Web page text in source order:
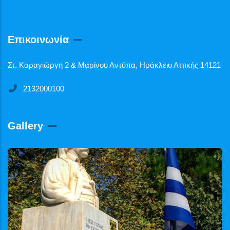
Επικοινωνία
Στ. Καραγιώργη 2 & Μαρίνου Αντύπα, Ηράκλειο Αττικής 14121
2132000100
Gallery